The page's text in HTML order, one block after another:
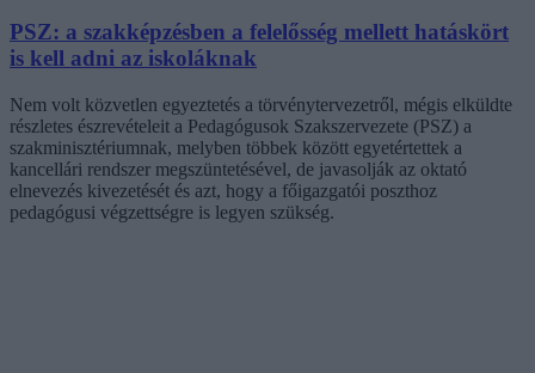
PSZ: a szakképzésben a felelősség mellett hatáskört
is kell adni az iskoláknak
Nem volt közvetlen egyeztetés a törvénytervezetről, mégis elküldte
részletes észrevételeit a Pedagógusok Szakszervezete (PSZ) a
szakminisztériumnak, melyben többek között egyetértettek a
kancellári rendszer megszüntetésével, de javasolják az oktató
elnevezés kivezetését és azt, hogy a főigazgatói poszthoz
pedagógusi végzettségre is legyen szükség.